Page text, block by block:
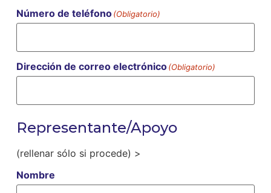
Número de teléfono(Obligatorio)
Dirección de correo electrónico(Obligatorio)
Representante/Apoyo
(rellenar sólo si procede) >
Nombre